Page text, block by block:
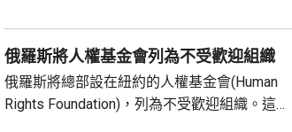
鏈的依賴，計劃宣布一系列協議和諒解備忘
錄。 消息人士預計，出席的業界巨頭包括全
球...
俄羅斯將人權基金會列為不受歡迎組織
俄羅斯將總部設在紐約的人權基金會(Human
Rights Foundation)，列為不受歡迎組織。這個